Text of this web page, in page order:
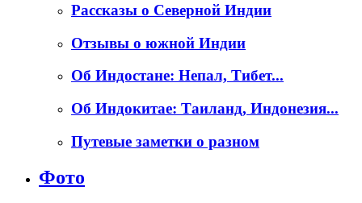
Рассказы о Северной Индии
Отзывы о южной Индии
Об Индостане: Непал, Тибет...
Об Индокитае: Таиланд, Индонезия...
Путевые заметки о разном
Фото